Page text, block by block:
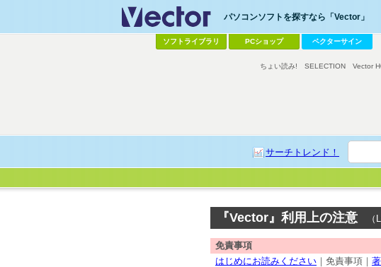
パソコンソフトを探すなら「Vector」
ソフトライブラリ PCショップ ベクターサイン
サーチトレンド！
ちょい読み! SELECTION Vector
『Vector』利用上の注意
免責事項
はじめにお読みください ｜免責事項｜